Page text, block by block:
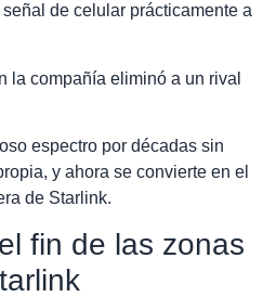
de celular prácticamente a
la compañía eliminó a un rival
espectro por décadas sin
y ahora se convierte en el
de Starlink.
fin de las zonas